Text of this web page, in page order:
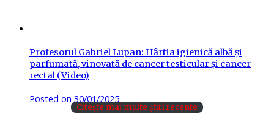
Profesorul Gabriel Lupan: Hârtia igienică albă și
parfumată, vinovată de cancer testicular și cancer
rectal (Video)
Posted on30/01/2025
Citește mai multe știri recente